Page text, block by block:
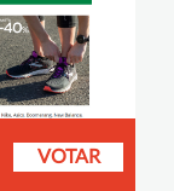
VOTAR